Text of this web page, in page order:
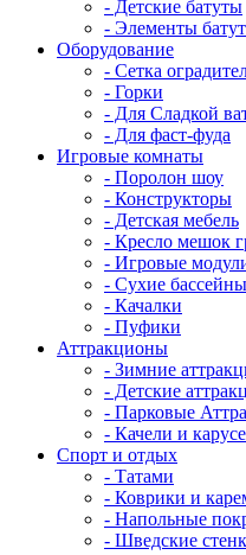
- Детские батуты
- Элементы
Оборудование
- Сетка
- Горки
- Для Сладкой
- Для фаст-фуда
Игровые комнаты
- Поролон шоу
- Конструкторы
- Детская мебель
- Кресло мешок
- Игровые
- Сухие бассейны
- Качалки
- Пуфики
Аттракционы
- Зимние
- Детские
- Парковые
- Качели и
Спорт и отдых
- Татами
- Коврики и
- Напольные
- Шведские